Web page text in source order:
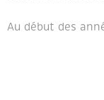
Au début des